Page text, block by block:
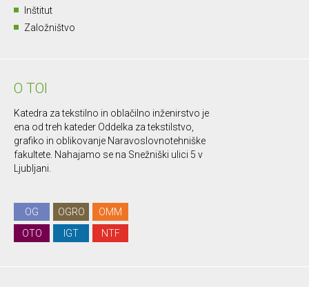
Inštitut
Založništvo
O TOI
Katedra za tekstilno in oblačilno inženirstvo je
ena od treh kateder Oddelka za tekstilstvo,
grafiko in oblikovanje Naravoslovnotehniške
fakultete. Nahajamo se na Snežniški ulici 5 v
Ljubljani.
OG OGRO
OMM
OTO
IGT NTF